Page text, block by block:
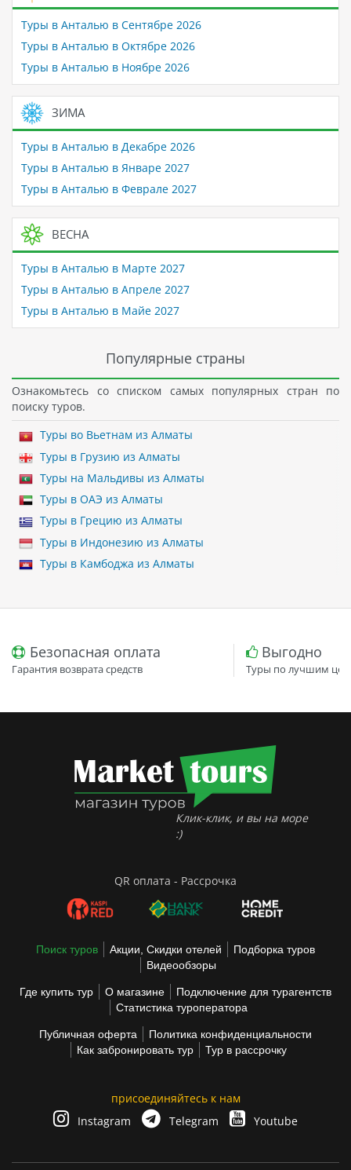
Туры в Анталью в Сентябре 2026
Туры в Анталью в Октябре 2026
Туры в Анталью в Ноябре 2026
ЗИМА
Туры в Анталью в Декабре 2026
Туры в Анталью в Январе 2027
Туры в Анталью в Феврале 2027
ВЕСНА
Туры в Анталью в Марте 2027
Туры в Анталью в Апреле 2027
Туры в Анталью в Майе 2027
Популярные страны
Ознакомьтесь со списком самых популярных стран по
поиску туров.
Туры во Вьетнам из Алматы
Туры в Грузию из Алматы
Туры на Мальдивы из Алматы
Туры в ОАЭ из Алматы
Туры в Грецию из Алматы
Туры в Индонезию из Алматы
Туры в Камбоджа из Алматы
Безопасная оплата
Гарантия возврата средств
Выгодно
Туры по лучшим
Клик-клик, и вы на море
:)
QR оплата - Рассрочка
Поиск туров Акции, Скидки отелей
Подборка туров
Видеообзоры
Где купить тур О магазине
Подключение для турагентств
Статистика туроператора
Публичная оферта
Политика конфиденциальности
Как забронировать тур
Тур в рассрочку
присоединяйтесь к нам
Instagram
Telegram Youtube